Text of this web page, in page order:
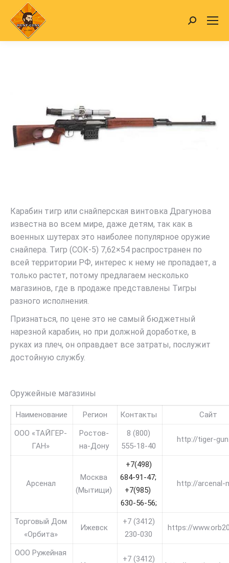
Search:
Карабин тигр или снайперская винтовка Драгунова
известна во всем мире, даже детям, так как в
военных шутерах это наиболее популярное оружие
снайпера. Тигр (СОК-5) 7,62×54 распространен по
всей территории РФ, интерес к нему не пропадает, а
только растет, потому предлагаем несколько
магазинов, где в продаже представлены Тигры
разного исполнения.
Признаться, по цене это не самый бюджетный
нарезной карабин, но при должной доработке, в
руках из плеч, он оправдает все затраты, послужит
достойную службу.
Оружейные магазины
Наименование Регион Контакты
Сайт
ООО «ТАЙГЕР-
ГАН»
Ростов-
на-Дону
8 (800)
555-18-40
http://tiger-
Арсенал
Москва
(Мытищи)
684-91-47;
+7(985)
630-56-56;
http://arcenal-
Торговый Дом
«Орбита»
Ижевск
+7 (3412)
230-030
https://
ООО Ружейная
+7 (3412)